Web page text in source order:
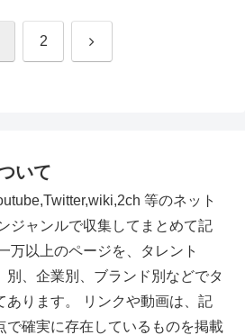
2 次
いて
等のネット
ジャンルで収集してまとめて記
万以上のページを、タレント
別、企業別、ブランド別などでタ
あります。 リンクや動画は、記
で確実に存在しているものを掲載